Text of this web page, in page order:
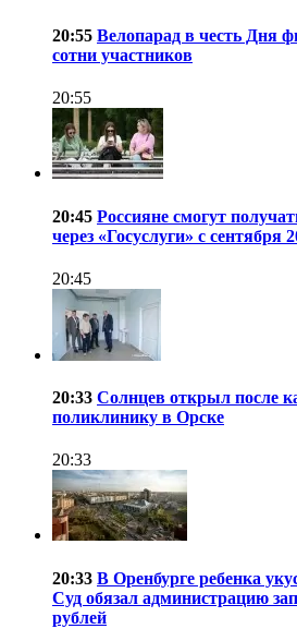
20:55 Велопарад в честь Дня
сотни участников
20:55
20:45 Россияне смогут
через «Госуслуги» с сентября
20:45
20:33 Солнцев открыл после
поликлинику в Орске
20:33
20:33 В Оренбурге ребенка
Суд обязал администрацию
рублей